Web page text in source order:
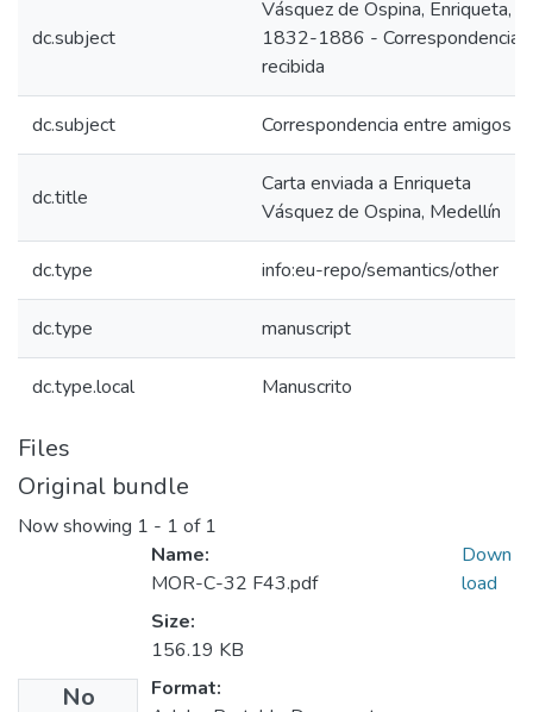
dc.subject
Vásquez de Ospina, Enriqueta,
1832-1886 - Correspondencia
recibida
dc.subject Correspondencia entre amigos
dc.title
Carta enviada a Enriqueta
Vásquez de Ospina, Medellín
dc.type info:eu-repo/semantics/other
dc.type manuscript
dc.type.local Manuscrito
Files
Original bundle
Now showing 1 - 1 of 1
No
Name:
MOR-C-32 F43.pdf
Size:
156.19 KB
Format:
Down
load